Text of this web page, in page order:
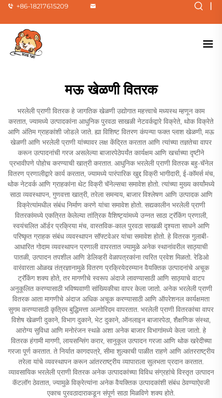
+86-18217615209 |
मऊ खेळणी वितरक
भरलेली प्राणी वितरक हे जागतिक खेळणी उद्योगात महत्त्वाचे मध्यस्थ म्हणून काम
करतात, ज्यामध्ये उत्पादकांना आधुनिक पुरवठा साखळी नेटवर्कद्वारे विक्रेते, थोक विक्रेते
आणि अंतिम ग्राहकांशी जोडले जाते. ह्या विशिष्ट वितरण कंपन्या फक्त प्लाश खेळणी, मऊ
खेळणी आणि भरलेली प्राणी यांच्यावर लक्ष केंद्रित करतात आणि त्यांच्या तज्ञतेचा वापर
करून उत्पादनांची गरज असलेल्या बाजारपेठेपर्यंत कार्यक्षम आणि खर्चाच्या दृष्टीने
प्रभावीपणे पोहोच करण्याची खात्री करतात. आधुनिक भरलेली प्राणी वितरक बहु-चॅनेल
वितरण प्रणालीद्वारे कार्य करतात, ज्यामध्ये पारंपारिक खुद्द विक्री भागीदारी, ई-कॉमर्स मंच,
थोक नेटवर्क आणि ग्राहकांना थेट विक्री चॅनेल्सचा समावेश होतो. त्यांच्या मुख्य कार्यांमध्ये
साठा व्यवस्थापन, गुणवत्ता खात्री, तरेला समन्वय, बाजार विश्लेषण आणि उत्पादक आणि
विक्रेत्यांमधील संबंध निर्माण करणे यांचा समावेश होतो. सद्यकालीन भरलेली प्राणी
वितरकांमध्ये एकत्रित केलेल्या तांत्रिक वैशिष्ट्यांमध्ये उन्नत साठा ट्रॅकिंग प्रणाली,
स्वयंचलित ऑर्डर प्रक्रिया मंच, वास्तविक-काल पुरवठा साखळी दृश्यता साधने आणि
परिष्कृत ग्राहक संबंध व्यवस्थापन सॉफ्टवेअर यांचा समावेश होतो. हे वितरक गुलाबी-
आधारित गोदाम व्यवस्थापन प्रणाली वापरतात ज्यामुळे अनेक स्थानांवरील साठ्याची
पातळी, उत्पादन तपशील आणि डेलिव्हरी वेळापत्रकांना त्वरित प्रवेश मिळतो. रेडिओ
वारंवारता ओळख तंत्रज्ञानामुळे वितरण प्रक्रियेदरम्यान वैयक्तिक उत्पादनांचे अचूक
ट्रॅकिंग शक्य होते, तर मागणीचे स्वरूप अंदाजे लावण्यासाठी आणि साठ्याचे वाटप
अनुकूलित करण्यासाठी भविष्यवाणी सांख्यिकीचा वापर केला जातो. अनेक भरलेली प्राणी
वितरक आता मागणीचे अंदाज अधिक अचूक करण्यासाठी आणि ऑपरेशनल कार्यक्षमता
सुगम करण्यासाठी कृत्रिम बुद्धिमत्ता अल्गोरिदम वापरतात. भरलेली प्राणी वितरकांचा वापर
विशेष खेळणी दुकाने, विभाग दुकाने, भेट दुकाने, ऑनलाइन बाजारपेठा, शैक्षणिक संस्था,
आरोग्य सुविधा आणि मनोरंजन स्थळे अशा अनेक बाजार विभागांमध्ये केला जातो. हे
वितरक हंगामी मागणी, लायसन्सिंग करार, सानुकूल उत्पादन गरजा आणि थोक खरेदीच्या
गरजा पूर्ण करतात. ते निर्यात कागदपत्रे, सीमा शुल्काची पाळीत राहणे आणि आंतरराष्ट्रीय
तरेला यांचे व्यवस्थापन करून आंतरराष्ट्रीय व्यापाराला सुलभता प्रदान करतात.
व्यावसायिक भरलेली प्राणी वितरक अनेक उत्पादकांच्या विविध संग्रहांचे विस्तृत उत्पादन
कॅटलॉग ठेवतात, ज्यामुळे विक्रेत्यांना अनेक वैयक्तिक उत्पादकांशी संबंध ठेवण्याऐवजी
एकाच पुरवठादाराकडून संपूर्ण साठा मिळविणे शक्य होते.